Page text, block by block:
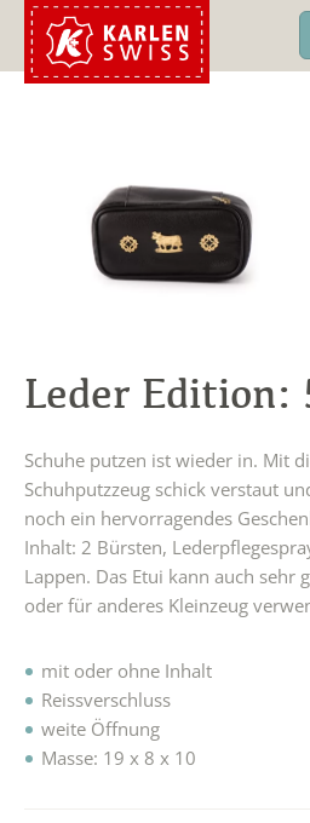
Leder Edition:
Schuhe putzen ist wieder in. Mit
Schuhputzzeug schick verstaut
noch ein hervorragendes
Inhalt: 2 Bürsten,
Lappen. Das Etui kann auch sehr
oder für anderes Kleinzeug
mit oder ohne Inhalt
Reissverschluss
weite Öffnung
Masse: 19 x 8 x 10